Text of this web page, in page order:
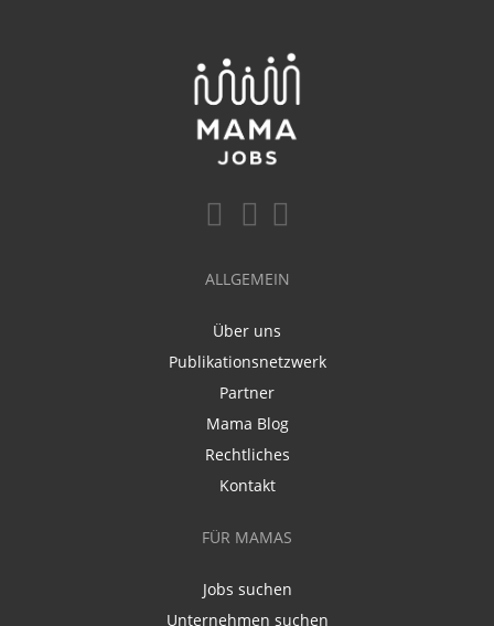
ALLGEMEIN
Über uns
Publikationsnetzwerk
Partner
Mama Blog
Rechtliches
Kontakt
FÜR MAMAS
Jobs suchen
Unternehmen suchen